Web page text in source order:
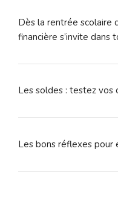
Dès la rentrée scolaire
financière s’invite dans
Les soldes : testez vos
Les bons réflexes pour